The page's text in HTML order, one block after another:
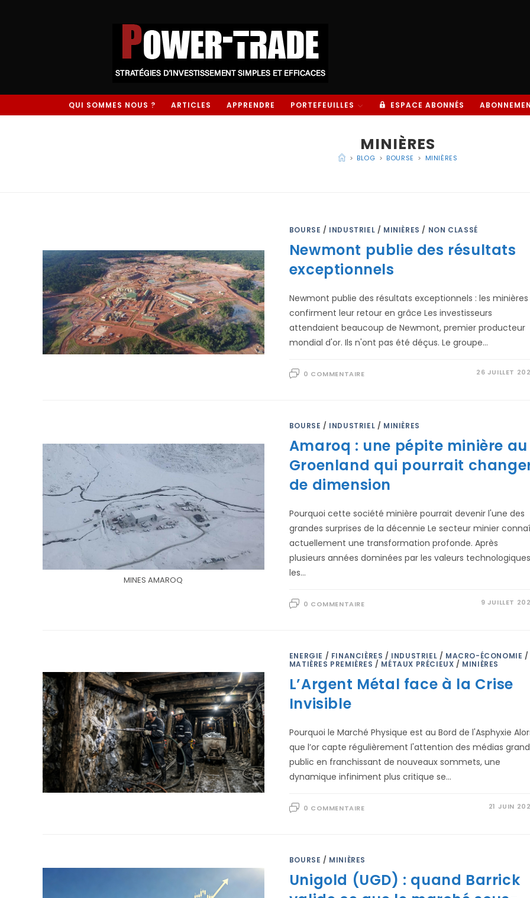
QUI SOMMES NOUS ? ARTICLES APPRENDRE PORTEFEUILLES ESPACE ABONNÉS
MINIÈRES
> BLOG > BOURSE > MINIÈRES
BOURSE / INDUSTRIEL / MINIÈRES / NON CLASSÉ
Newmont publie des résultats
exceptionnels
Newmont publie des résultats exceptionnels : les minières
confirment leur retour en grâce Les investisseurs
attendaient beaucoup de Newmont, premier producteur
mondial d'or. Ils n'ont pas été déçus. Le groupe…
0 COMMENTAIRE 26 JUILLET
MINES AMAROQ
BOURSE / INDUSTRIEL / MINIÈRES
Amaroq : une pépite minière au
Groenland qui pourrait
de dimension
Pourquoi cette société minière pourrait devenir l'une des
grandes surprises de la décennie Le secteur minier
actuellement une transformation profonde. Après
plusieurs années dominées par les valeurs
les…
0 COMMENTAIRE 9 JUILLET
ENERGIE / FINANCIÈRES / INDUSTRIEL / MACRO-ÉCONOMIE /
MATIÈRES PREMIÈRES / MÉTAUX PRÉCIEUX / MINIÈRES
L’Argent Métal face à la Crise
Invisible
Pourquoi le Marché Physique est au Bord de l'Asphyxie
que l’or capte régulièrement l'attention des médias grand
public en franchissant de nouveaux sommets, une
dynamique infiniment plus critique se…
0 COMMENTAIRE 21 JUIN
BOURSE / MINIÈRES
Unigold (UGD) : quand Barrick